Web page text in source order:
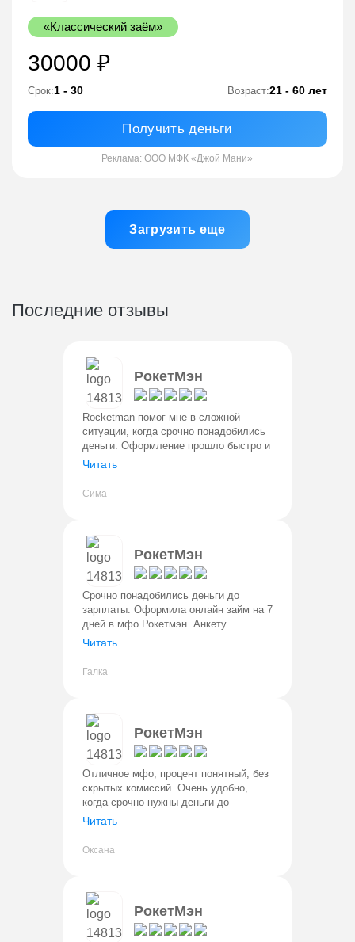
«Классический заём»
30000 ₽
Срок:1 - 30 Возраст:21 - 60 лет
Получить деньги
Реклама: ООО МФК «Джой Мани»
Загрузить еще
Последние отзывы
РокетМэн
Rocketman помог мне в сложной
ситуации, когда срочно понадобились
деньги. Оформление прошло быстро и
без проблем. Деньги поступили на
процент понятный. Вернула в лично
Читать
Сима
РокетМэн
Срочно понадобились деньги до
зарплаты. Оформила онлайн займ на 7
дней в мфо Рокетмэн. Анкету
заполнила буквально за 5 минут,
сразу поступили на карту.
Читать
Галка
РокетМэн
Отличное мфо, процент понятный, без
скрытых комиссий. Очень удобно,
когда срочно нужны деньги до
зарплаты брать на неделю две. Дают
Не звонят, не задают вопросы
Читать
Оксана
РокетМэн